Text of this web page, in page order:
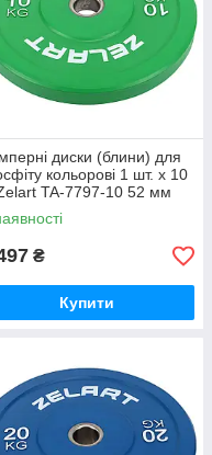
диски (блини) для
кольорові 1 шт. х 10
TA-7797-10 52 мм
₴
Купити